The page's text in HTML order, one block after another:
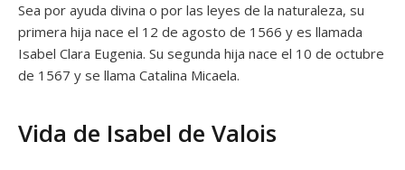
Sea por ayuda divina o por las leyes de la naturaleza, su
primera hija nace el 12 de agosto de 1566 y es llamada
Isabel Clara Eugenia. Su segunda hija nace el 10 de octubre
de 1567 y se llama Catalina Micaela.
Vida de Isabel de Valois